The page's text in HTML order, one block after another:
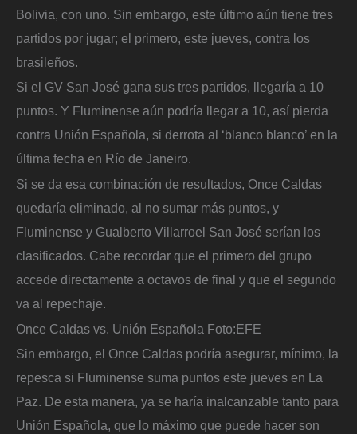
Bolivia, con uno. Sin embargo, este último aún tiene tres
partidos por jugar; el primero, este jueves, contra los
brasileños.
Si el GV San José gana sus tres partidos, llegaría a 10
puntos. Y Fluminense aún podría llegar a 10, así pierda
contra Unión Española, si derrota al ‘blanco blanco’ en la
última fecha en Río de Janeiro.
Si se da esa combinación de resultados, Once Caldas
quedaría eliminado, al no sumar más puntos, y
Fluminense y Gualberto Villarroel San José serían los
clasificados. Cabe recordar que el primero del grupo
accede directamente a octavos de final y que el segundo
va al repechaje.
Once Caldas vs. Unión Española Foto:EFE
Sin embargo, el Once Caldas podría asegurar, mínimo, la
repesca si Fluminense suma puntos este jueves en La
Paz. De esta manera, ya se haría inalcanzable tanto para
Unión Española, que lo máximo que puede hacer son